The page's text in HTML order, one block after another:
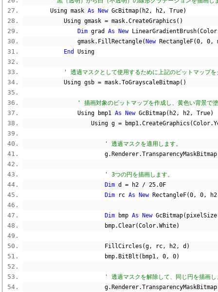
        Using mask
As New GcBitmap( h2, h2, True)
            Using gmask
= mask.CreateGraphics ()
Dim grad As New LinearGradientBrush(Color
                gmask
. FillRectangle( New RectangleF(0, 0,
End
Using
' 透過マスクとして使用するために上記のビットマップ
            Using gsb
= mask.ToGrayscaleBitmap()
' 描画対象のビットマップを作成し、黄色い背景で
                Using bmp1
As New GcBitmap( h2, h2, True)
                    Using g
= bmp1.CreateGraphics (Color.
' 透過マスクを適用します。
                        g
. Renderer.
' 3つの円を描画します。
Dim d = h2 / 25.0F
Dim rc As New RectangleF(0, 0,
Dim bmp As New GcBitmap( pixelSize
                        bmp
.Clear(Color.White)
                        FillCircles
(g, rc, h2, d )
                        bmp
. BitBlt ( bmp1, 0, 0)
' 透過マスクを解除して、同じ円を描画し
                        g
. Renderer.